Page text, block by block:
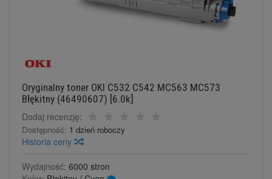
Oryginalny toner OKI C532 C542 MC563 MC573
Błękitny (46490607) [6.0k]
Dodaj recenzję:
Dostępność: 1 dzień roboczy
Historia ceny
Wydajność: 6000 stron